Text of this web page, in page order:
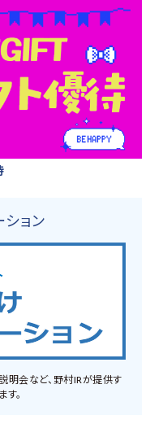
ョン
明会など、野村IRが提供す
。